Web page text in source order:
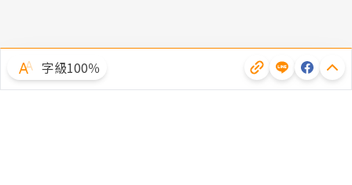
字級100％